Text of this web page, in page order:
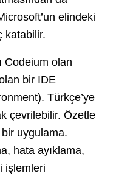
elindeki
katabilir.
Codeium olan
bir IDE
Türkçe’ye
çevrilebilir. Özetle
bir uygulama.
hata ayıklama,
işlemleri